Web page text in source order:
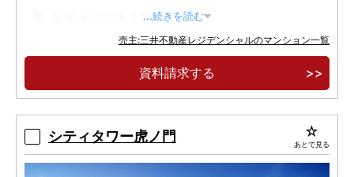
銀座エリア生活圏
大規模再開発が進む築地エリア
...続きを読む
売主:三井不動産レジデンシャルのマンション一覧
資料請求する
シティタワー虎ノ門 あとで見る